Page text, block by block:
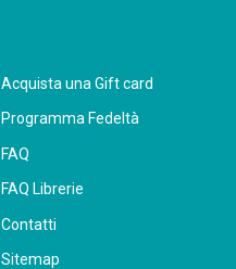
Acquista una Gift card
Programma Fedeltà
FAQ
FAQ Librerie
Contatti
Sitemap